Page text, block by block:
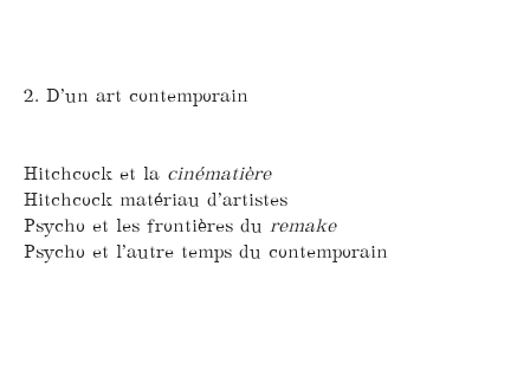
2. D’un art contemporain
Hitchcock et la cinématière
Hitchcock matériau d’artistes
Psycho et les frontières du remake
Psycho et l’autre temps du contemporain